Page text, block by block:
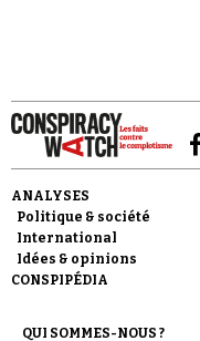
ANALYSES
Politique & société
International
Idées & opinions
CONSPIPÉDIA
QUI SOMMES-NOUS ?